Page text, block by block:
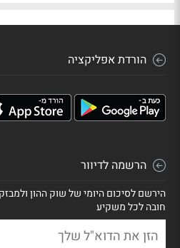
הורדת אפליקציה
הרשמה לדיוור
הירשם לסיכום היומי של שוק ההון
חובה לכל משקיע